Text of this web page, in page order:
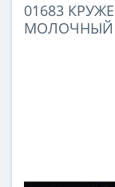
01683
МОЛОЧНЫЙ